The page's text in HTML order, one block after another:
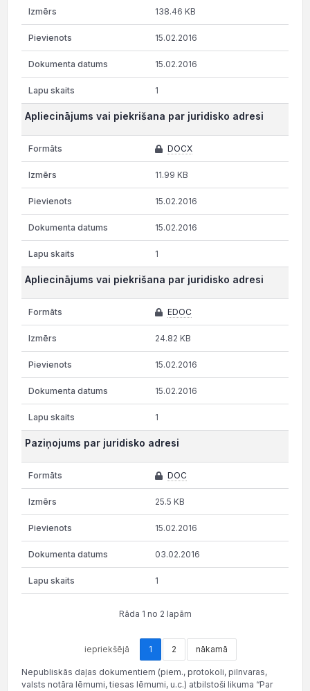
138.46 KB
15.02.2016
15.02.2016
1
Apliecinājums vai piekrišana par juridisko adresi
DOCX
11.99 KB
15.02.2016
15.02.2016
1
Apliecinājums vai piekrišana par juridisko adresi
EDOC
24.82 KB
15.02.2016
15.02.2016
1
Paziņojums par juridisko adresi
DOC
25.5 KB
15.02.2016
03.02.2016
1
Rāda 1 no 2 lapām
iepriekšējā 1 2 nākamā
Nepubliskās daļas dokumentiem (piem., protokoli, pilnvaras,
valsts notāra lēmumi, tiesas lēmumi, u.c.) atbilstoši likuma “Par